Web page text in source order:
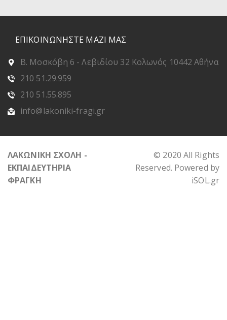
ΕΠΙΚΟΙΝΩΝΗΣΤΕ ΜΑΖΙ ΜΑΣ
Β. Μοσκόβη 6 - Λεβιδίου 32 Κολωνός 10442 Αθήνα
210 51.29.959
210 51.55.895
info@lakoniki-fragi.gr
ΛΑΚΩΝΙΚΗ ΣΧΟΛΗ -
ΕΚΠΑΙΔΕΥΤΗΡΙΑ
ΦΡΑΓΚΗ
© 2020 All Rights
Reserved. Powered by
iSOL.gr